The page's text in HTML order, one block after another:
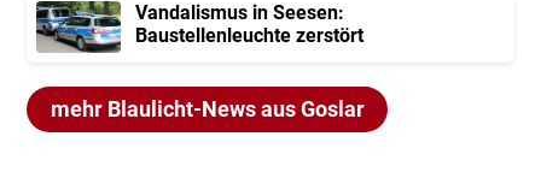
Vandalismus in Seesen:
Baustellenleuchte zerstört
mehr Blaulicht-News aus Goslar